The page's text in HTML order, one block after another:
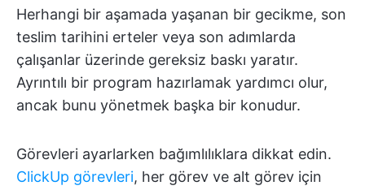
Herhangi bir aşamada yaşanan bir gecikme, son
teslim tarihini erteler veya son adımlarda
çalışanlar üzerinde gereksiz baskı yaratır.
Ayrıntılı bir program hazırlamak yardımcı olur,
ancak bunu yönetmek başka bir konudur.
Görevleri ayarlarken bağımlılıklara dikkat edin.
ClickUp görevleri, her görev ve alt görev için